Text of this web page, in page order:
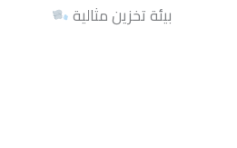
بيئة تخزين مثالية